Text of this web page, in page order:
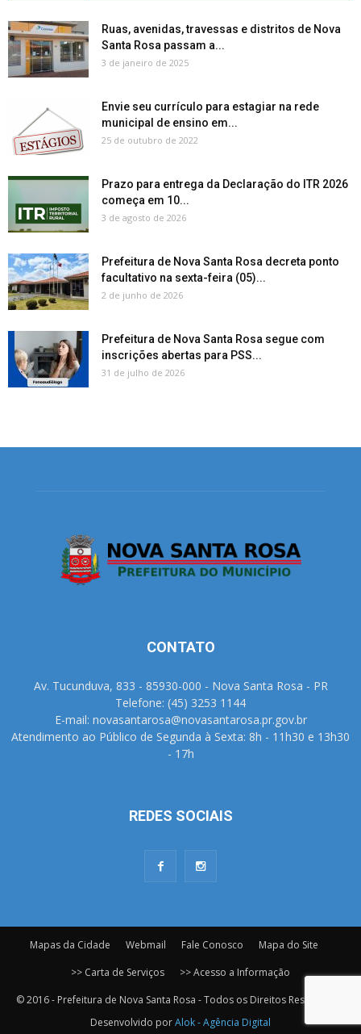
Ruas, avenidas, travessas e distritos de Nova
Santa Rosa passam a...
3 de janeiro de 2025
Envie seu currículo para estagiar na rede
municipal de ensino em...
25 de outubro de 2022
Prazo para entrega da Declaração do ITR 2026
começa em 10...
3 de agosto de 2026
Prefeitura de Nova Santa Rosa decreta ponto
facultativo na sexta-feira (05)...
2 de junho de 2026
Prefeitura de Nova Santa Rosa segue com
inscrições abertas para PSS...
31 de julho de 2026
CONTATO
Av. Tucunduva, 833 - 85930-000 - Nova Santa Rosa - PR
Telefone: (45) 3253 1144
E-mail: novasantarosa@novasantarosa.pr.gov.br
Atendimento ao Público de Segunda à Sexta: 8h - 11h30 e 13h30
- 17h
REDES SOCIAIS
Mapas da Cidade Webmail Fale Conosco
Mapa do Site
>> Carta de Serviços
>> Acesso a Informação
© 2016 - Prefeitura de Nova Santa Rosa - Todos os Direitos Reservados.
Desenvolvido porAlok - Agência Digital